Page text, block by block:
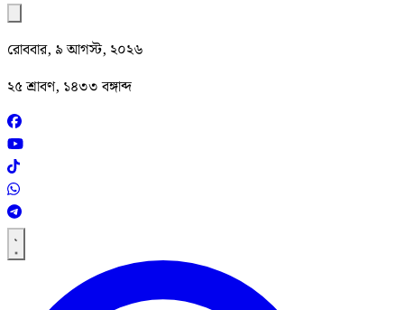
রোববার, ৯ আগস্ট, ২০২৬
২৫ শ্রাবণ, ১৪৩৩ বঙ্গাব্দ